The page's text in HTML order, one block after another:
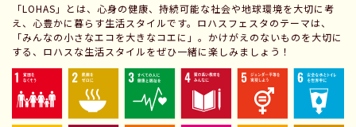
「LOHAS」とは、心身の健康、持続可能な社会や地球環境を大切に考
え、心豊かに暮らす生活スタイルです。ロハスフェスタのテーマは、
「みんなの小さなエコを大きなコエに」。かけがえのないものを大切に
する、ロハスな生活スタイルをぜひ一緒に楽しみましょう！